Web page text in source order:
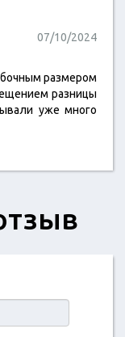
07/10/2024
размером
разницы
уже много